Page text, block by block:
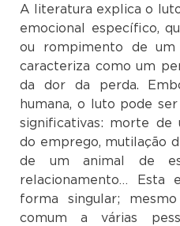
A literatura explica o
emocional específico,
ou rompimento de
caracteriza como um
da dor da perda.
humana, o luto pode
significativas: morte de
do emprego, mutilação
de um animal de
relacionamento… Esta
forma singular;
comum a várias